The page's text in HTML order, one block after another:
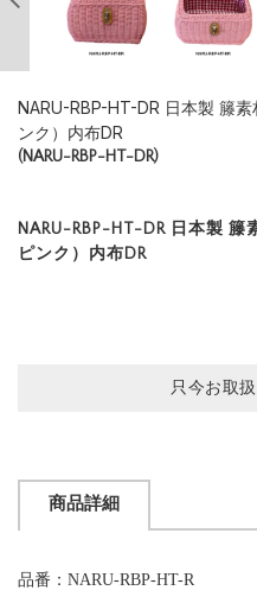
NARU-RBP-HT-DR 日本製 籐
ンク）内布DR
(NARU-RBP-HT-DR)
NARU-RBP-HT-DR 日本製
ピンク）内布DR
只今お取
商品詳細
品番：NARU-RBP-HT-R